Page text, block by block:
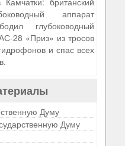
аппарат
глубоководный
28 «Приз» из тросов
и спас всех
Думу
Думу